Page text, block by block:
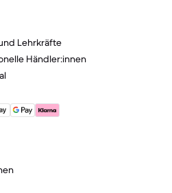
Lehrkräfte
Händler:innen